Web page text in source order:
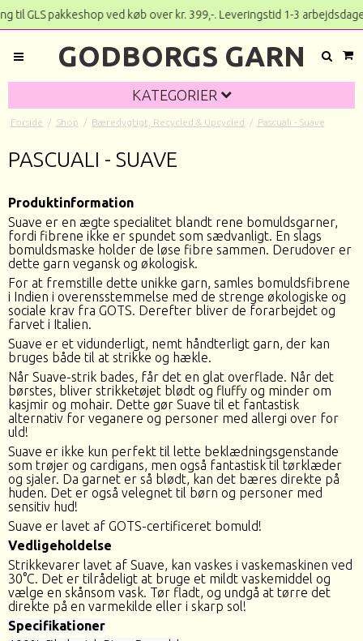
pakkeshop ved køb over kr. 399,-. Leveringstid 1-3
GODBORGS GARN
KATEGORIER
Forside / Shop / Bæredygtigt, Recycled & Upcycled / Pascuali - Suave
PASCUALI - SUAVE
Produktinformation
Suave er en ægte specialitet blandt rene bomuldsgarner,
fordi fibrene ikke er spundet som sædvanligt. En slags
bomuldsmaske holder de løse fibre sammen. Derudover er
dette garn vegansk og økologisk.
For at fremstille dette unikke garn, samles bomuldsfibrene
i Indien i overensstemmelse med de strenge økologiske og
sociale krav fra GOTS. Derefter bliver de forarbejdet og
farvet i Italien.
Suave er et vidunderligt, nemt håndterligt garn, der kan
bruges både til at strikke og hækle.
Når Suave-strik bades, får det en glat overflade. Når det
børstes, bliver strikketøjet blødt og fluffy og minder om
kasjmir og mohair. Dette gør Suave til et fantastisk
alternativ for veganere og personer med allergi over for
uld!
Suave er ikke kun perfekt til lette beklædningsgenstande
som trøjer og cardigans, men også fantastisk til tørklæder
og sjaler. Da garnet er så blødt, kan det bæres direkte på
huden. Det er også velegnet til børn og personer med
sensitiv hud!
Suave er lavet af GOTS-certificeret bomuld!
Vedligeholdelse
Strikkevarer lavet af Suave, kan vaskes i vaskemaskinen ved
30°C. Det er tilrådeligt at bruge et mildt vaskemiddel og
vælge en skånsom vask. Tør fladt, og undgå at tørre det
direkte på en varmekilde eller i skarp sol!
Specifikationer